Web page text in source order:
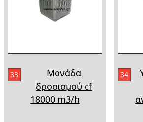
33
Μονάδα
δροσισμού cf
18000 m3/h
34